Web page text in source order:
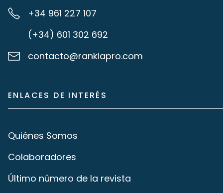
+34 961 227 107
(+34) 601 302 692
contacto@rankiapro.com
ENLACES DE INTERÉS
Quiénes Somos
Colaboradores
Último número de la revista